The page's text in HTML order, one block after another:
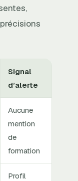
Signal
d’alerte
Aucune
mention
de
formation
Profil